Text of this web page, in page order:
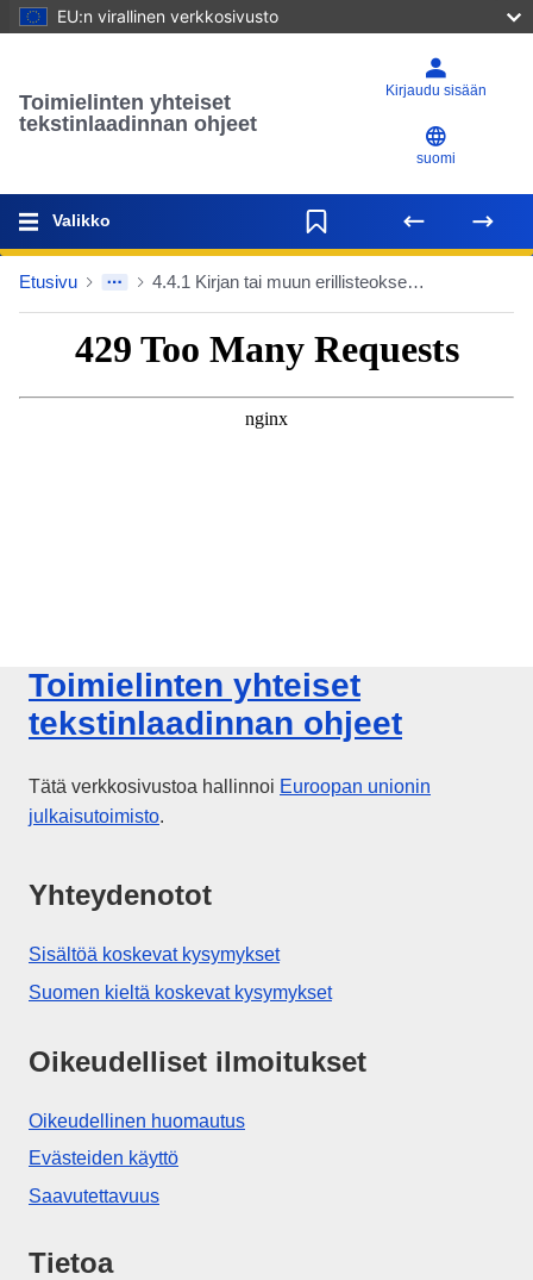
EU:n virallinen verkkosivusto
Toimielinten yhteiset
tekstinlaadinnan ohjeet
Kirjaudu sisään
suomi
Valikko
Etusivu 4.4.1 Kirjan tai muun erillisteoksen kansainvälinen standarditunnus (ISBN)
Toimielinten yhteiset
tekstinlaadinnan ohjeet
Tätä verkkosivustoa hallinnoi Euroopan unionin
julkaisutoimisto.
Yhteydenotot
Sisältöä koskevat kysymykset
Suomen kieltä koskevat kysymykset
Oikeudelliset ilmoitukset
Oikeudellinen huomautus
Evästeiden käyttö
Saavutettavuus
Tietoa